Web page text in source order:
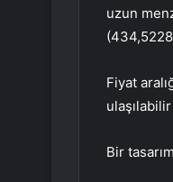
uzun
Fiyat
Bir